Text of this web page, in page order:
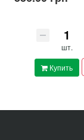
шт.
Купить